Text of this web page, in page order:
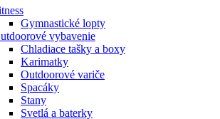
Gymnastické lopty
vybavenie
Chladiace tašky a boxy
Karimatky
Outdoorové variče
Spacáky
Stany
Svetlá a baterky